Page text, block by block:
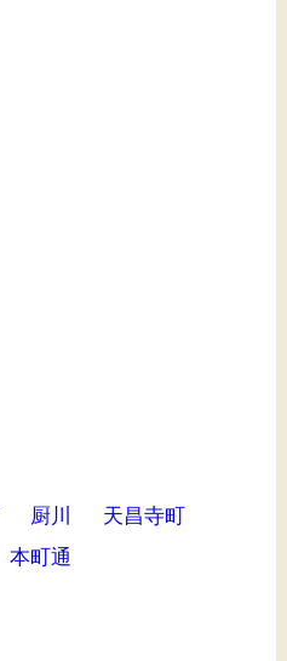
厨川
天昌寺町
本町通